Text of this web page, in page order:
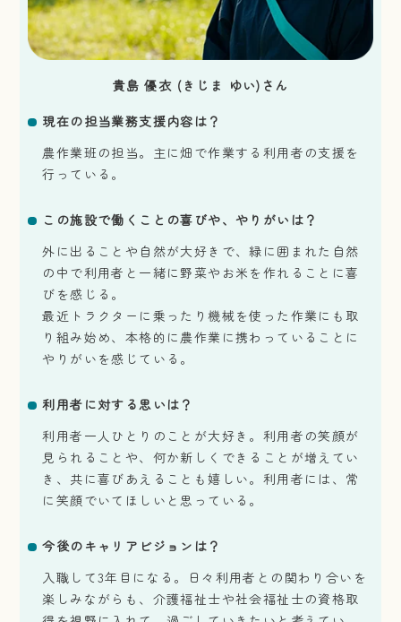
貴島 優衣 (きじま ゆい)さん
現在の担当業務支援内容は？
農作業班の担当。主に畑で作業する利用者の支援を
行っている。
この施設で働くことの喜びや、やりがいは？
外に出ることや自然が大好きで、緑に囲まれた自然
の中で利用者と一緒に野菜やお米を作れることに喜
びを感じる。
最近トラクターに乗ったり機械を使った作業にも取
り組み始め、本格的に農作業に携わっていることに
やりがいを感じている。
利用者に対する思いは？
利用者一人ひとりのことが大好き。利用者の笑顔が
見られることや、何か新しくできることが増えてい
き、共に喜びあえることも嬉しい。利用者には、常
に笑顔でいてほしいと思っている。
今後のキャリアビジョンは？
入職して3年目になる。日々利用者との関わり合いを
楽しみながらも、介護福祉士や社会福祉士の資格取